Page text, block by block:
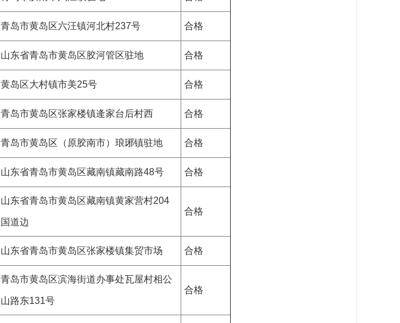
青岛市黄岛区六汪镇河北村237号 合格
山东省青岛市黄岛区胶河管区驻地 合格
黄岛区大村镇市美25号 合格
青岛市黄岛区张家楼镇逄家台后村西 合格
青岛市黄岛区（原胶南市）琅琊镇驻地 合格
山东省青岛市黄岛区藏南镇藏南路48号 合格
山东省青岛市黄岛区藏南镇黄家营村204
国道边
合格
山东省青岛市黄岛区张家楼镇集贸市场 合格
青岛市黄岛区滨海街道办事处瓦屋村相公
山路东131号
合格